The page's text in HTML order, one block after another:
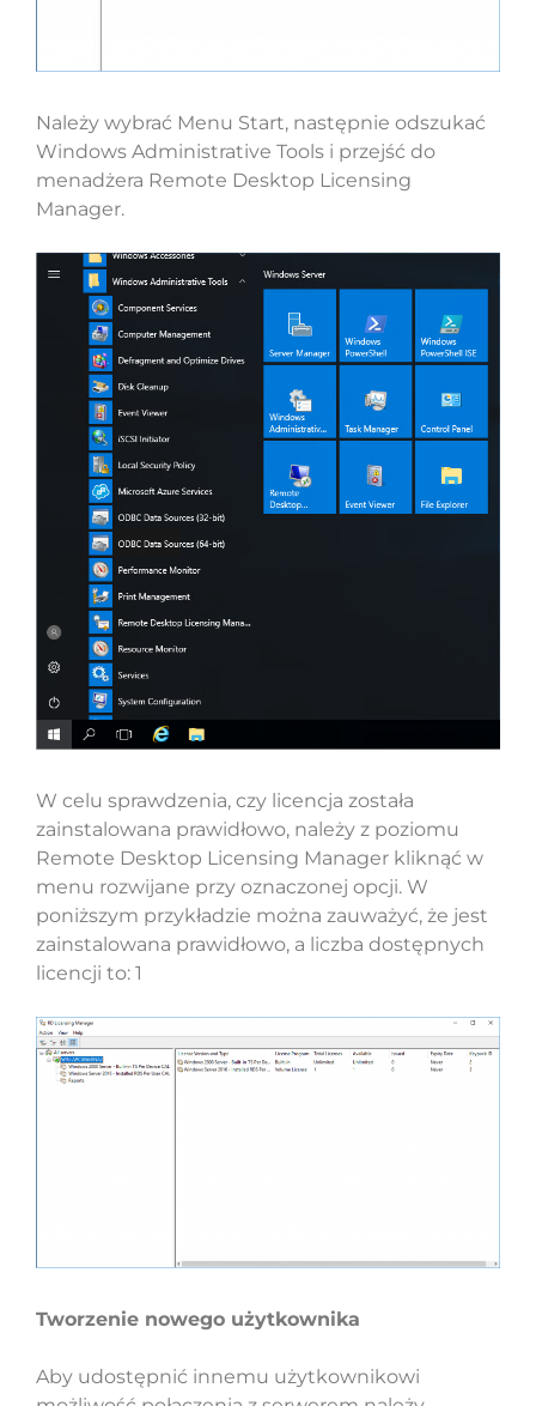
Należy wybrać Menu Start, następnie odszukać
Windows Administrative Tools i przejść do
menadżera Remote Desktop Licensing
Manager.
W celu sprawdzenia, czy licencja została
zainstalowana prawidłowo, należy z poziomu
Remote Desktop Licensing Manager kliknąć w
menu rozwijane przy oznaczonej opcji. W
poniższym przykładzie można zauważyć, że jest
zainstalowana prawidłowo, a liczba dostępnych
licencji to: 1
Tworzenie nowego użytkownika
Aby udostępnić innemu użytkownikowi